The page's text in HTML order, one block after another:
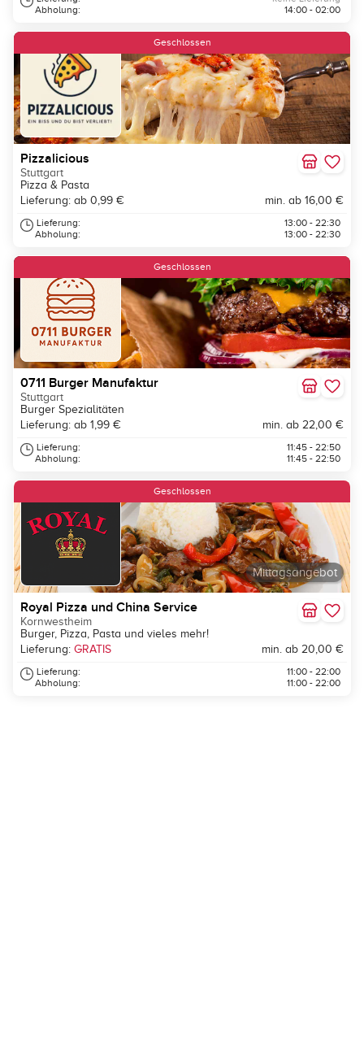
Abholung:
14:00 - 02:00
Geschlossen
Pizzalicious
Stuttgart
Pizza & Pasta
Lieferung: ab 0,99 €
min. ab 16,00 €
Lieferung:
Abholung:
13:00 - 22:30
13:00 - 22:30
Geschlossen
0711 Burger Manufaktur
Stuttgart
Burger Spezialitäten
Lieferung: ab 1,99 €
min. ab 22,00 €
Lieferung:
Abholung:
11:45 - 22:50
11:45 - 22:50
Mittagsangebot
Geschlossen
Royal Pizza und China Service
Kornwestheim
Burger, Pizza, Pasta und vieles mehr!
Lieferung: GRATIS min. ab 20,00 €
Lieferung:
Abholung:
11:00 - 22:00
11:00 - 22:00